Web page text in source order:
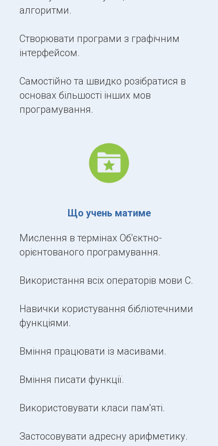
алгоритми.
Створювати програми з графічним
інтерфейсом.
Самостійно та швидко розібратися в
основах більшості інших мов
програмування.
Що учень матиме
Мислення в термінах Об'єктно-
орієнтованого програмування.
Використання всіх операторів мови C.
Навички користування бібліотечними
функціями.
Вміння працювати із масивами.
Вміння писати функції.
Використовувати класи пам'яті.
Застосовувати адресну арифметику.